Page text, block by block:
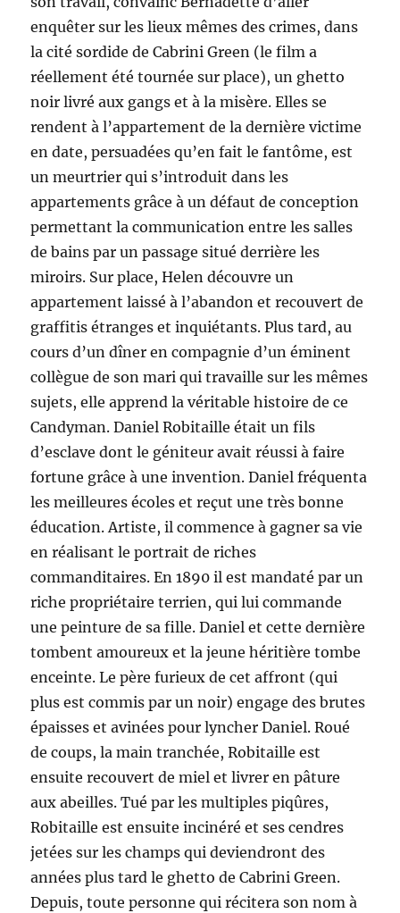
enquêter sur les lieux mêmes des crimes, dans
la cité sordide de Cabrini Green (le film a
réellement été tournée sur place), un ghetto
noir livré aux gangs et à la misère. Elles se
rendent à l’appartement de la dernière victime
en date, persuadées qu’en fait le fantôme, est
un meurtrier qui s’introduit dans les
appartements grâce à un défaut de conception
permettant la communication entre les salles
de bains par un passage situé derrière les
miroirs. Sur place, Helen découvre un
appartement laissé à l’abandon et recouvert de
graffitis étranges et inquiétants. Plus tard, au
cours d’un dîner en compagnie d’un éminent
collègue de son mari qui travaille sur les mêmes
sujets, elle apprend la véritable histoire de ce
Candyman. Daniel Robitaille était un fils
d’esclave dont le géniteur avait réussi à faire
fortune grâce à une invention. Daniel fréquenta
les meilleures écoles et reçut une très bonne
éducation. Artiste, il commence à gagner sa vie
en réalisant le portrait de riches
commanditaires. En 1890 il est mandaté par un
riche propriétaire terrien, qui lui commande
une peinture de sa fille. Daniel et cette dernière
tombent amoureux et la jeune héritière tombe
enceinte. Le père furieux de cet affront (qui
plus est commis par un noir) engage des brutes
épaisses et avinées pour lyncher Daniel. Roué
de coups, la main tranchée, Robitaille est
ensuite recouvert de miel et livrer en pâture
aux abeilles. Tué par les multiples piqûres,
Robitaille est ensuite incinéré et ses cendres
jetées sur les champs qui deviendront des
années plus tard le ghetto de Cabrini Green.
Depuis, toute personne qui récitera son nom à